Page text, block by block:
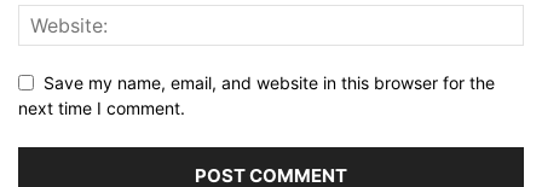
Save my name, email, and website in this browser for the
next time I comment.